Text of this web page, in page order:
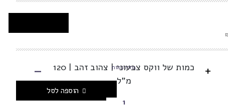
+
כמות של ווקס צבעוני | צהוב זהב | 120
מ"ל
בחרו כמות -
הוספה לסל